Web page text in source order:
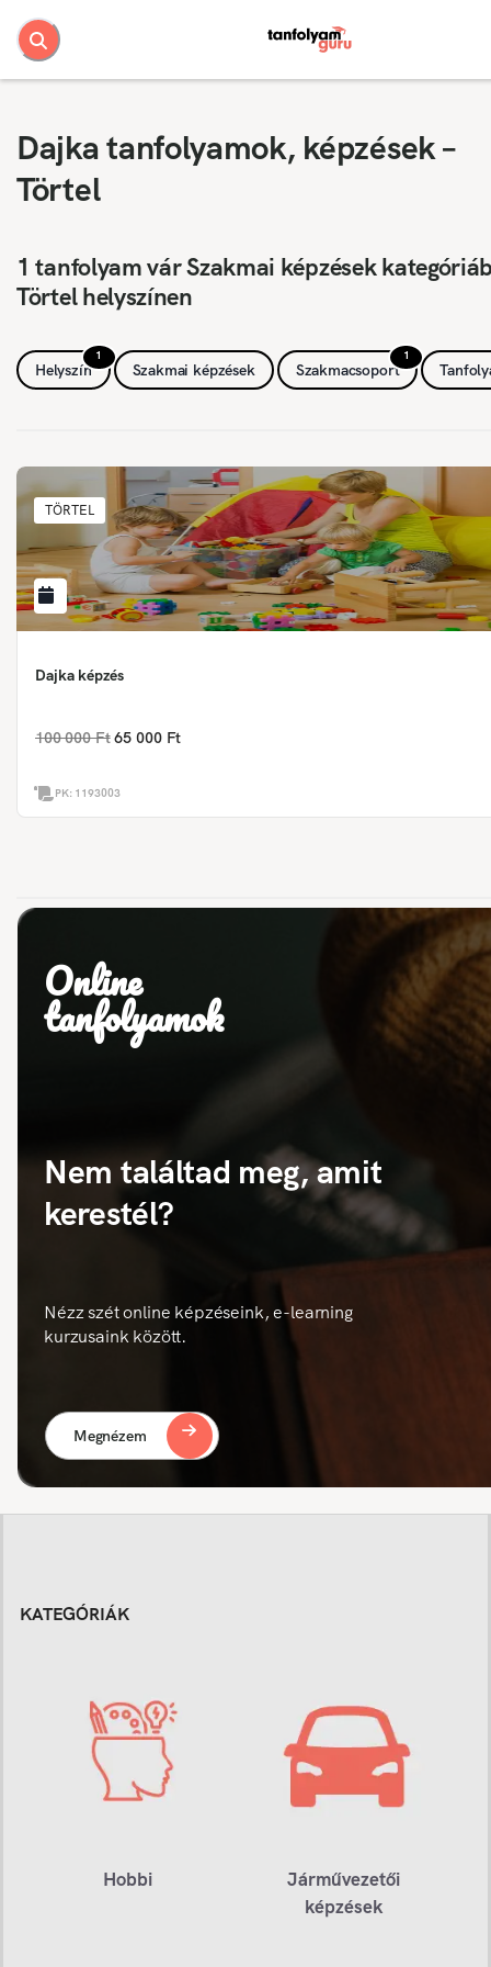
Dajka tanfolyamok, képzések –
Törtel
1 tanfolyam vár Szakmai képzések
Törtel helyszínen
1
Helyszín Szakmai képzések
1
Szakmacsoport
TÖRTEL
Dajka képzés
100 000 Ft 65 000 Ft
PK: 1193003
Online
tanfolyamok
Nem találtad meg, amit
kerestél?
Nézz szét online képzéseink, e-learning
kurzusaink között.
Megnézem
KATEGÓRIÁK
Hobbi
Járművezetői
képzések